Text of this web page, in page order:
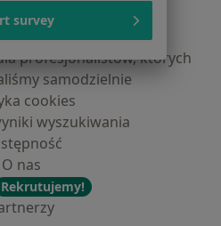
pacjentów
profesjonalistów
profesjonalistów, których
samodzielnie
cookies
wyszukiwania
O nas
Rekrutujemy!
survey